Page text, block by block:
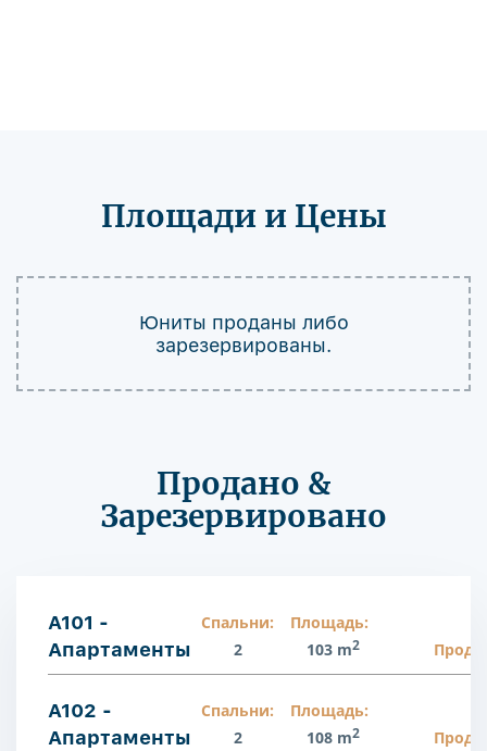
Площади и Цены
Юниты проданы либо
зарезервированы.
Продано &
Зарезервировано
A101 -
Апартаменты
Спальни:
2
Площадь:
103 m2
A102 -
Апартаменты
Спальни:
2
Площадь:
108 m2